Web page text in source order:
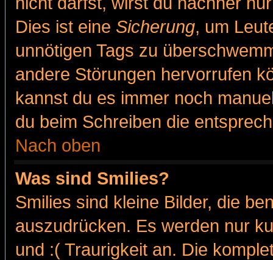
Dies ist eine Sicherung, um
unnötigen Tags zu
andere Störungen hervorrufen
kannst du es immer noch
du beim Schreiben die
Nach oben
Was sind Smilies?
Smilies sind kleine Bilder, die
auszudrücken. Es werden nur
und :( Traurigkeit an. Die